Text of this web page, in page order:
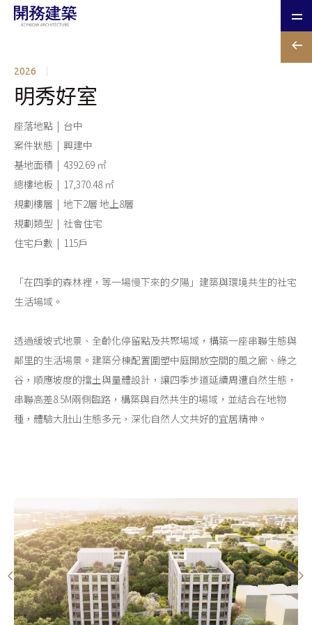
2026
明秀好室
座落地點 | 台中
案件狀態 | 興建中
基地面積 | 4392.69 ㎡
總樓地板 | 17,370.48 ㎡
規劃樓層 | 地下2層 地上8層
規劃類型 | 社會住宅
住宅戶數 | 115戶
「在四季的森林裡，等一場慢下來的夕陽」建築與環境共生的社宅
生活場域。
透過緩坡式地景、全齡化停留點及共聚場域，構築一座串聯生態與
鄰里的生活場景。建築分棟配置圍塑中庭開放空間的風之廊、綠之
谷，順應坡度的擋土與量體設計，讓四季步道延續周遭自然生態，
串聯高差8.5M兩側臨路，構築與自然共生的場域，並結合在地物
種，體驗大肚山生態多元，深化自然人文共好的宜居精神。